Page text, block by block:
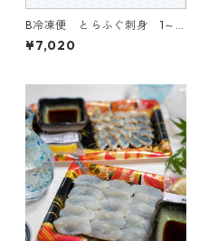
B冷凍便 とらふぐ刺身 1～2
人前
¥7,020